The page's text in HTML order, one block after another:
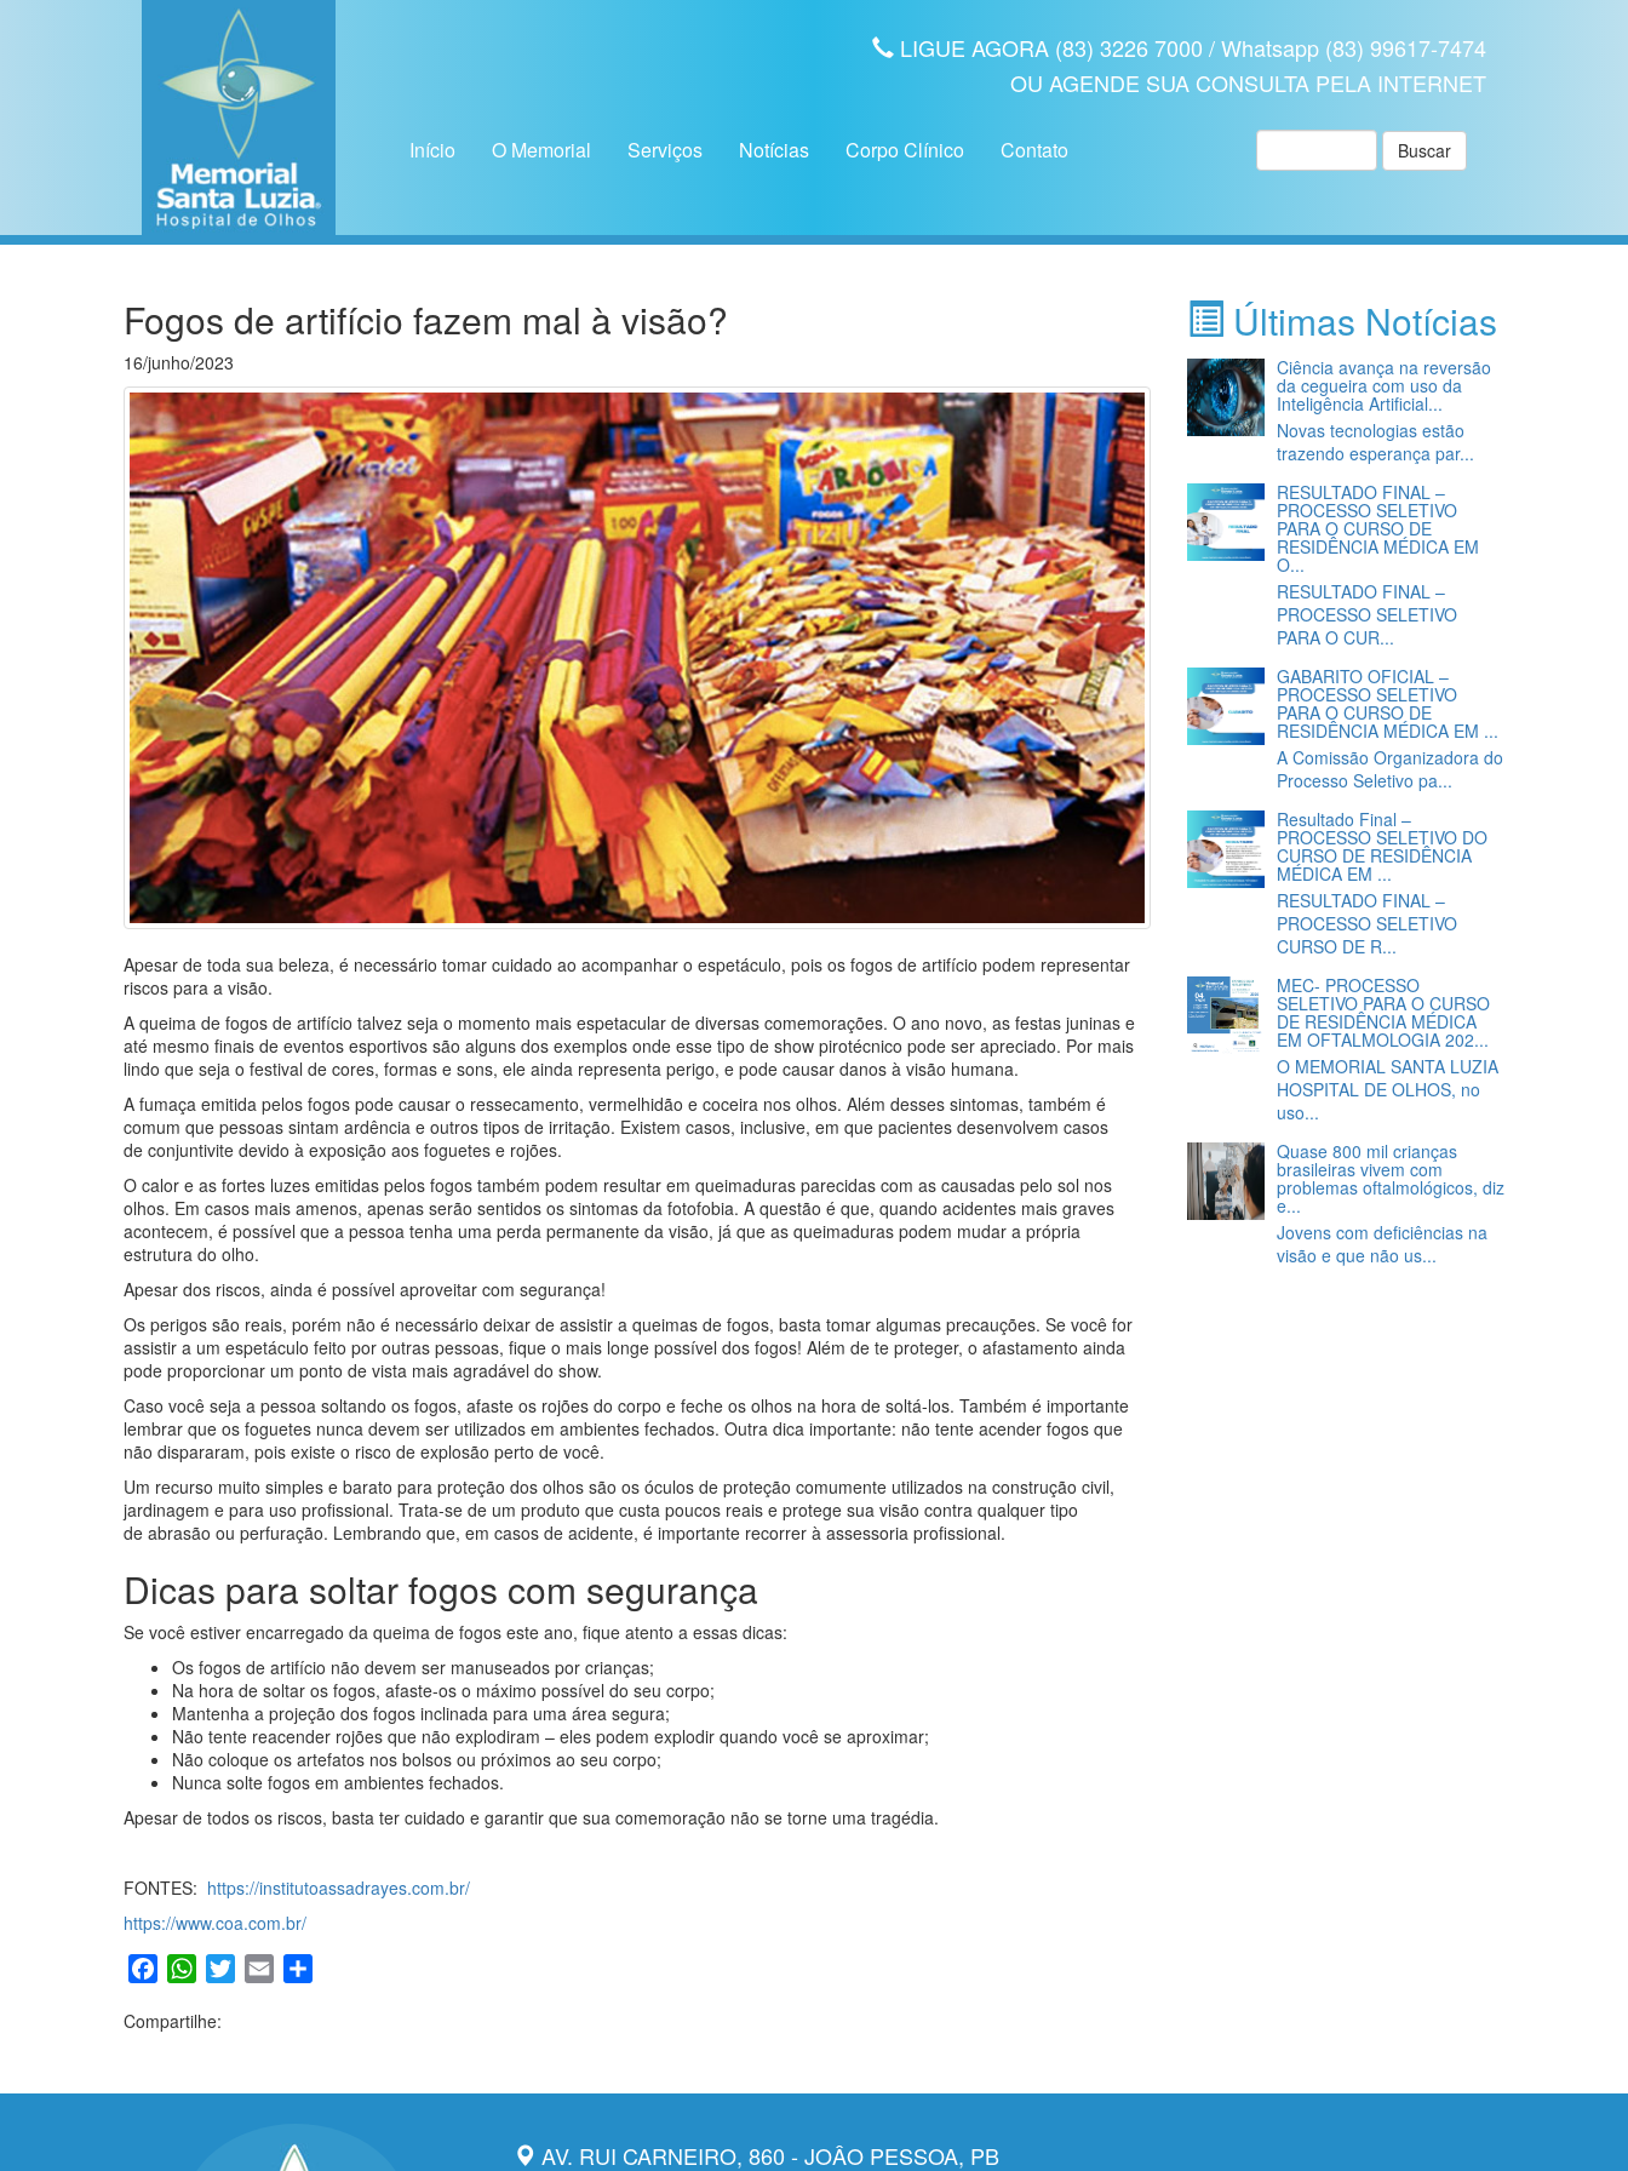
LIGUE AGORA (83) 3226 7000 / Whatsapp (83) 99617-7474
OU AGENDE SUA CONSULTA PELA INTERNET
Início O Memorial Serviços Notícias Corpo Clínico Contato Pesquisar: Buscar
Fogos de artifício fazem mal à visão?
16/junho/2023
Apesar de toda sua beleza, é necessário tomar cuidado ao acompanhar o espetáculo, pois os fogos de artifício podem representar
riscos para a visão.
A queima de fogos de artifício talvez seja o momento mais espetacular de diversas comemorações. O ano novo, as festas juninas e
até mesmo finais de eventos esportivos são alguns dos exemplos onde esse tipo de show pirotécnico pode ser apreciado. Por mais
lindo que seja o festival de cores, formas e sons, ele ainda representa perigo, e pode causar danos à visão humana.
A fumaça emitida pelos fogos pode causar o ressecamento, vermelhidão e coceira nos olhos. Além desses sintomas, também é
comum que pessoas sintam ardência e outros tipos de irritação. Existem casos, inclusive, em que pacientes desenvolvem casos
de conjuntivite devido à exposição aos foguetes e rojões.
O calor e as fortes luzes emitidas pelos fogos também podem resultar em queimaduras parecidas com as causadas pelo sol nos
olhos. Em casos mais amenos, apenas serão sentidos os sintomas da fotofobia. A questão é que, quando acidentes mais graves
acontecem, é possível que a pessoa tenha uma perda permanente da visão, já que as queimaduras podem mudar a própria
estrutura do olho.
Apesar dos riscos, ainda é possível aproveitar com segurança!
Os perigos são reais, porém não é necessário deixar de assistir a queimas de fogos, basta tomar algumas precauções. Se você for
assistir a um espetáculo feito por outras pessoas, fique o mais longe possível dos fogos! Além de te proteger, o afastamento ainda
pode proporcionar um ponto de vista mais agradável do show.
Caso você seja a pessoa soltando os fogos, afaste os rojões do corpo e feche os olhos na hora de soltá-los. Também é importante
lembrar que os foguetes nunca devem ser utilizados em ambientes fechados. Outra dica importante: não tente acender fogos que
não dispararam, pois existe o risco de explosão perto de você.
Um recurso muito simples e barato para proteção dos olhos são os óculos de proteção comumente utilizados na construção civil,
jardinagem e para uso profissional. Trata-se de um produto que custa poucos reais e protege sua visão contra qualquer tipo
de abrasão ou perfuração. Lembrando que, em casos de acidente, é importante recorrer à assessoria profissional.
Dicas para soltar fogos com segurança
Se você estiver encarregado da queima de fogos este ano, fique atento a essas dicas:
Os fogos de artifício não devem ser manuseados por crianças;
Na hora de soltar os fogos, afaste-os o máximo possível do seu corpo;
Mantenha a projeção dos fogos inclinada para uma área segura;
Não tente reacender rojões que não explodiram – eles podem explodir quando você se aproximar;
Não coloque os artefatos nos bolsos ou próximos ao seu corpo;
Nunca solte fogos em ambientes fechados.
Apesar de todos os riscos, basta ter cuidado e garantir que sua comemoração não se torne uma tragédia.
FONTES: https://institutoassadrayes.com.br/
https://www.coa.com.br/
FacebookWhatsAppTwitterEmail
Compartilhe:
Últimas Notícias
Ciência avança na reversão
da cegueira com uso da
Inteligência Artificial...
Novas tecnologias estão
trazendo esperança par...
RESULTADO FINAL –
PROCESSO SELETIVO
PARA O CURSO DE
RESIDÊNCIA MÉDICA EM
O...
RESULTADO FINAL –
PROCESSO SELETIVO
PARA O CUR...
GABARITO OFICIAL –
PROCESSO SELETIVO
PARA O CURSO DE
RESIDÊNCIA MÉDICA EM ...
A Comissão Organizadora do
Processo Seletivo pa...
Resultado Final –
PROCESSO SELETIVO DO
CURSO DE RESIDÊNCIA
MÉDICA EM ...
RESULTADO FINAL –
PROCESSO SELETIVO
CURSO DE R...
MEC- PROCESSO
SELETIVO PARA O CURSO
DE RESIDÊNCIA MÉDICA
EM OFTALMOLOGIA 202...
O MEMORIAL SANTA LUZIA
HOSPITAL DE OLHOS, no
uso...
Quase 800 mil crianças
brasileiras vivem com
problemas oftalmológicos, diz
e...
Jovens com deficiências na
visão e que não us...
AV. RUI CARNEIRO, 860 - JOÂO PESSOA, PB